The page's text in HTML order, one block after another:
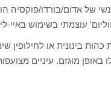
של אדום/בורדו/פוקסיה
עוצמתי בשימוש באיי-
בינונית או לחילופין
באופן מוגזם. עיניים